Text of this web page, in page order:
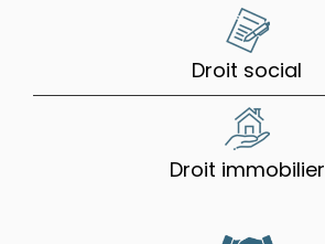
Droit social
Droit immobilier